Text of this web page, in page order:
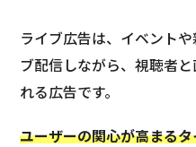
ライブ広告は、イベント
ブ配信しながら、視聴者
れる広告です。
ユーザーの関心が高まる